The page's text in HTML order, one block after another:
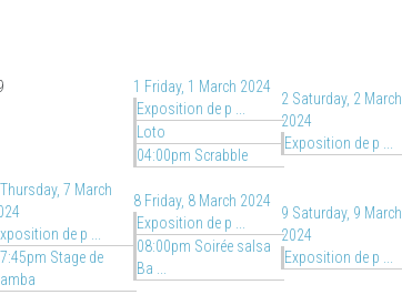
1 Friday, 1 March 2024
Exposition de p ...
Loto
04:00pm Scrabble
2 Saturday, 2 March
2024
Exposition de p ...
Thursday, 7 March
de p ...
Stage de
8 Friday, 8 March 2024
Exposition de p ...
08:00pm Soirée salsa
Ba ...
9 Saturday, 9 March
2024
Exposition de p ...